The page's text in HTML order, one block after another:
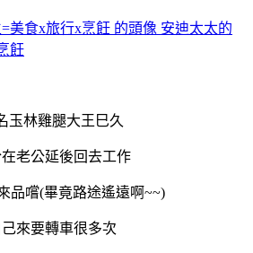
安迪太太的
飪
玉林雞腿大王巳久
老公延後回去工作
品嚐(畢竟路途遙遠啊~~)
己來要轉車很多次